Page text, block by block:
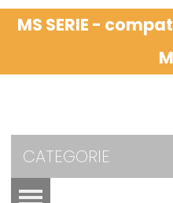
MS SERIE -
CATEGORIE